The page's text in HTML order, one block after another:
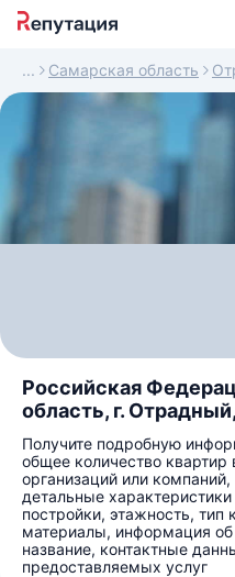
Самарская область
Российская
область, г.
Получите подробную
общее количество квартир
организаций или
детальные
постройки, этажность, тип
материалы, информация
название, контактные
предоставляемых услуг